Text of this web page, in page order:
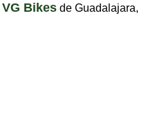
VG Bikes de Guadalajara,